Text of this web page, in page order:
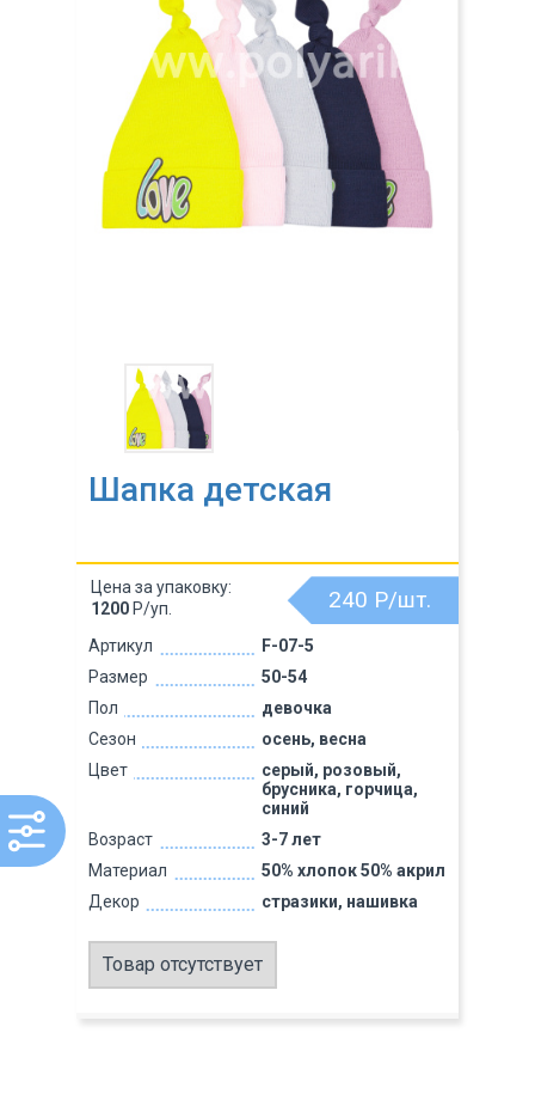
Шапка детская
Артикул
F-07-5
Размер
50-54
Пол
девочка
Сезон
осень, весна
Цвет
серый, розовый,
брусника, горчица,
синий
Возраст
3-7 лет
Материал
50% хлопок 50% акрил
Декор
стразики, нашивка
240 Р/шт.
Цена за упаковку:
1200 Р/уп.
Товар отсутствует